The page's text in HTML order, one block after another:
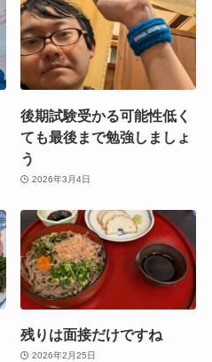
後期試験受かる可能性低く
ても最後まで勉強しましょ
う
2026年3月4日
残りは面接だけですね
2026年2月25日